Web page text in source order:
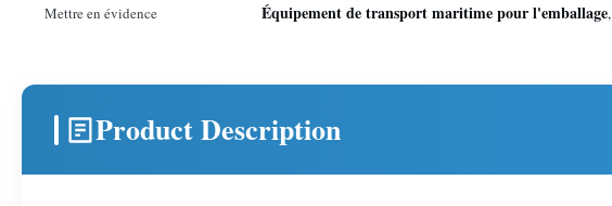
Mettre en évidence
Équipement de transport maritime pour l'emballage,
Product Description